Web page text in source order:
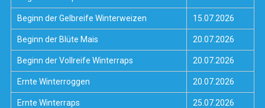
Beginn der Gelbreife Winterweizen 15.07.2026
Beginn der Blüte Mais 20.07.2026
Beginn der Vollreife Winterraps 20.07.2026
Ernte Winterroggen 20.07.2026
Ernte Winterraps 25.07.2026